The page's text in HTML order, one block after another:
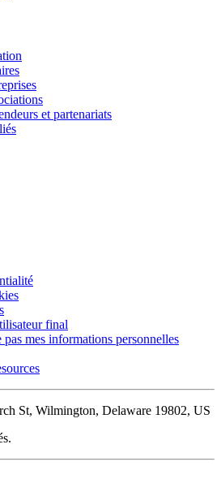
et partenariats
final
pas mes informations personnelles
St, Wilmington, Delaware 19802, US